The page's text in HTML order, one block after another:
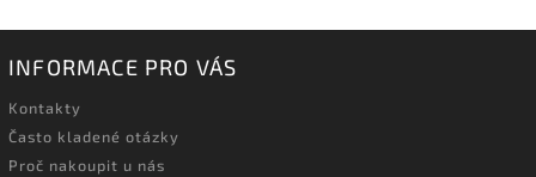
INFORMACE PRO VÁS
Kontakty
Často kladené otázky
Proč nakoupit u nás